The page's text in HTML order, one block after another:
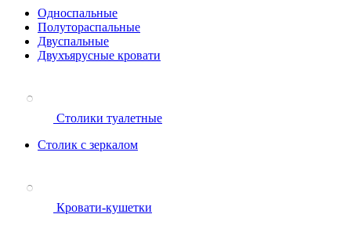
Односпальные
Полутораспальные
Двуспальные
Двухъярусные кровати
Столики туалетные
Столик с зеркалом
Кровати-кушетки